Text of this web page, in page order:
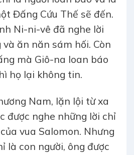
Đấng Cứu Thế sẽ đến.
Ni-ni-vê đã nghe lời
ăn năn sám hối. Còn
mà Giô-na loan báo
họ lại không tin.
Nam, lặn lội từ xa
được nghe những lời chỉ
vua Salomon. Nhưng
là con người, ông được